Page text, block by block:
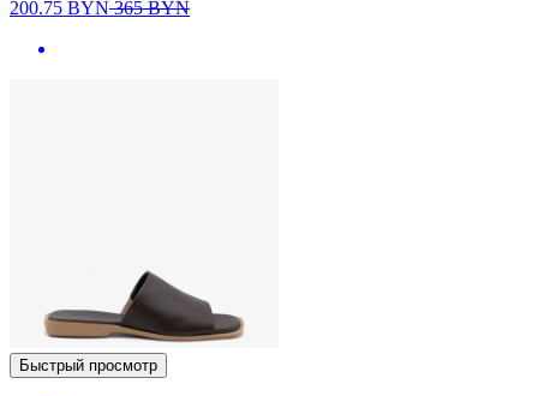
200.75 BYN365BYN
Быстрый просмотр